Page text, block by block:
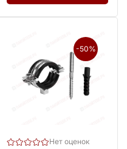
-50%
Нет оценок